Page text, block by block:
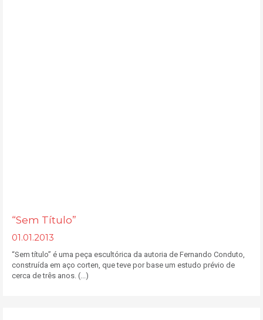
“Sem Título”
01.01.2013
“Sem título” é uma peça escultórica da autoria de Fernando Conduto,
construída em aço corten, que teve por base um estudo prévio de
cerca de três anos. (...)